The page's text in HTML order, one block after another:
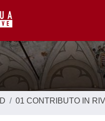
01 CONTRIBUTO IN